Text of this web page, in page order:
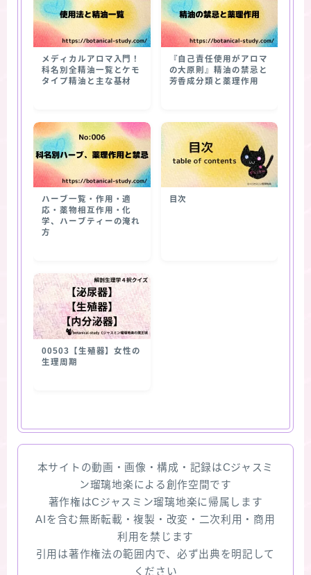
メディカルアロマ入門！
科名別全精油一覧とケモ
タイプ精油と主な基材
『自己責任使用がアロマ
の大原則』精油の禁忌と
芳香成分類と薬理作用
ハーブ一覧・作用・適
応・薬物相互作用・化
学、ハーブティーの淹れ
方
目次
00503【生殖器】女性の
生理周期
本サイトの動画・画像・構成・記録はCジャスミ
ン瑠璃地楽による創作空間です
著作権はCジャスミン瑠璃地楽に帰属します
AIを含む無断転載・複製・改変・二次利用・商用
利用を禁じます
引用は著作権法の範囲内で、必ず出典を明記して
ください